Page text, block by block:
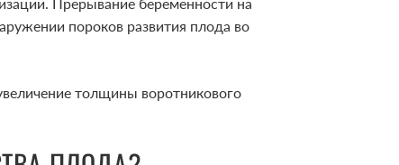
пороков развития плода во
толщины воротникового